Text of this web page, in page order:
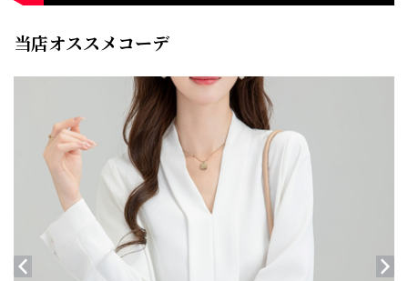
当店オススメコーデ